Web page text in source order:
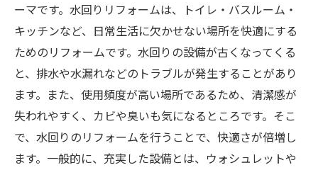
ーマです。水回りリフォームは、トイレ・バスルーム・
キッチンなど、日常生活に欠かせない場所を快適にする
ためのリフォームです。水回りの設備が古くなってくる
と、排水や水漏れなどのトラブルが発生することがあり
ます。また、使用頻度が高い場所であるため、清潔感が
失われやすく、カビや臭いも気になるところです。そこ
で、水回りのリフォームを行うことで、快適さが倍増し
ます。一般的に、充実した設備とは、ウォシュレットや